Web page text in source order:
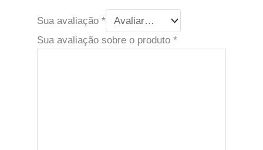
Sua avaliação *
Sua avaliação sobre o produto *